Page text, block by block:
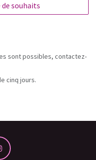
souhaits
sont possibles, contactez-
cinq jours.